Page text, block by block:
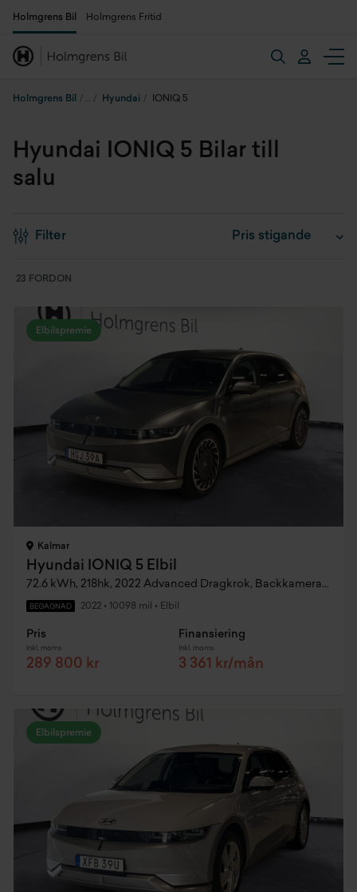
Holmgrens Bil Holmgrens Fritid
Holmgrens Bil Hyundai IONIQ 5
Hyundai IONIQ 5 Bilar till
salu
Filter
23 FORDON
Elbilspremie
Kalmar
Hyundai IONIQ 5 Elbil
72.6 kWh, 218hk, 2022 Advanced Dragkrok, Backkamera, Adaptiv Farthållare
BEGAGNAD 2022 • 10098 mil • Elbil
Pris
Inkl. moms
289 800 kr
Finansiering
Inkl. moms
3 361 kr/mån
Elbilspremie